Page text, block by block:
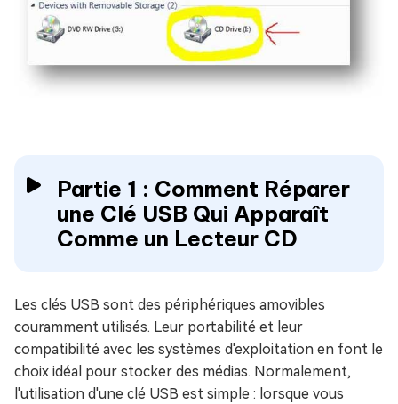
Partie 1 : Comment Réparer
une Clé USB Qui Apparaît
Comme un Lecteur CD
Les clés USB sont des périphériques amovibles
couramment utilisés. Leur portabilité et leur
compatibilité avec les systèmes d'exploitation en font le
choix idéal pour stocker des médias. Normalement,
l'utilisation d'une clé USB est simple : lorsque vous